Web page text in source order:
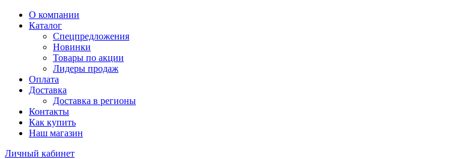
О компании
Каталог
Спецпредложения
Новинки
Товары по акции
Лидеры продаж
Оплата
Доставка
Доставка в регионы
Контакты
Как купить
Наш магазин
Личный кабинет